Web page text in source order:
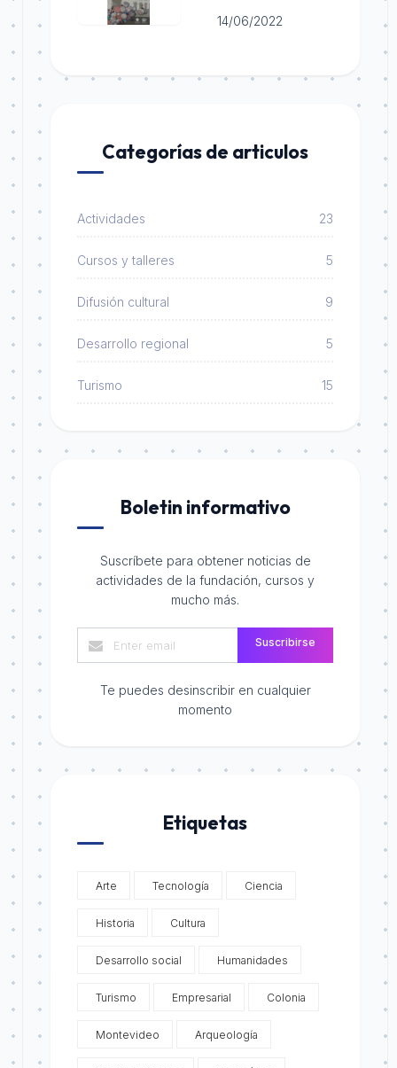
14/06/2022
Categorías de articulos
Actividades 23
Cursos y talleres 5
Difusión cultural 9
Desarrollo regional 5
Turismo 15
Boletin informativo
Suscríbete para obtener noticias de
actividades de la fundación, cursos y
mucho más.
Suscribirse
Te puedes desinscribir en cualquier
momento
Etiquetas
Arte Tecnología Ciencia
Historia Cultura
Desarrollo social Humanidades
Turismo Empresarial Colonia
Montevideo Arqueología